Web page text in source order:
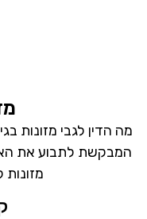
מה הדין לגבי מזונות
המבקשת לתבוע את